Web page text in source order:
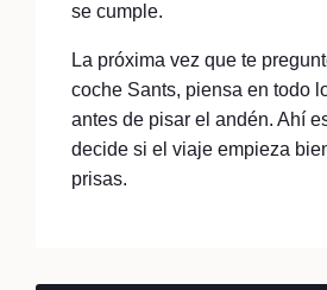
se cumple.
La próxima vez que te
coche Sants, piensa en todo
antes de pisar el andén. Ahí
decide si el viaje empieza
prisas.